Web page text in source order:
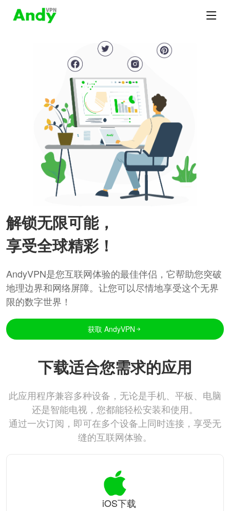
解锁无限可能，
享受全球精彩！
AndyVPN是您互联网体验的最佳伴侣，它帮助您突破
地理边界和网络屏障。让您可以尽情地享受这个无界
限的数字世界！
获取 AndyVPN
下载适合您需求的应用
此应用程序兼容多种设备，无论是手机、平板、电脑
还是智能电视，您都能轻松安装和使用。
通过一次订阅，即可在多个设备上同时连接，享受无
缝的互联网体验。
iOS下载